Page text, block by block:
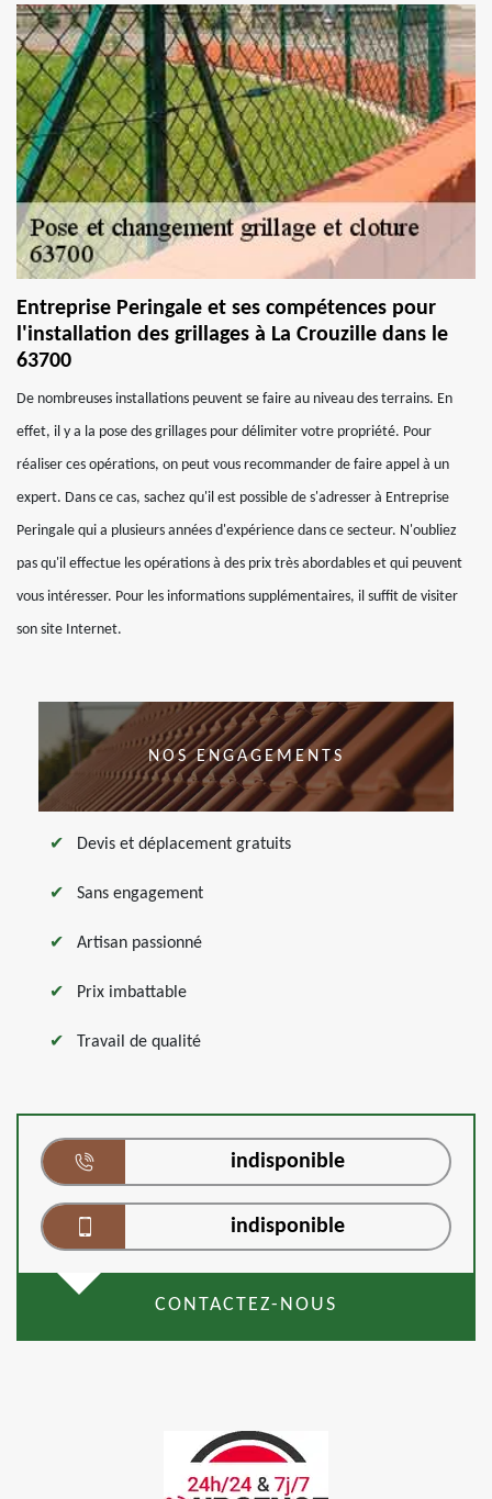
Entreprise Peringale et ses compétences pour
l'installation des grillages à La Crouzille dans le
63700
De nombreuses installations peuvent se faire au niveau des terrains. En
effet, il y a la pose des grillages pour délimiter votre propriété. Pour
réaliser ces opérations, on peut vous recommander de faire appel à un
expert. Dans ce cas, sachez qu'il est possible de s'adresser à Entreprise
Peringale qui a plusieurs années d'expérience dans ce secteur. N'oubliez
pas qu'il effectue les opérations à des prix très abordables et qui peuvent
vous intéresser. Pour les informations supplémentaires, il suffit de visiter
son site Internet.
NOS ENGAGEMENTS
Devis et déplacement gratuits
Sans engagement
Artisan passionné
Prix imbattable
Travail de qualité
indisponible
indisponible
CONTACTEZ-NOUS